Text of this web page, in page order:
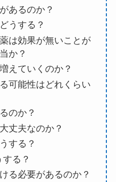
あるのか？
うする？
は効果が無いことが
か？
えていくのか？
可能性はどれくらい
のか？
丈夫なのか？
する？
る？
る必要があるのか？